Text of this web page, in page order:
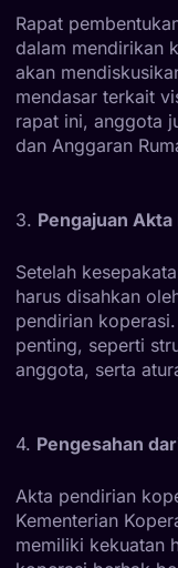
Rapat
dalam mendirikan
akan
mendasar terkait
rapat ini, anggota
dan Anggaran
3. Pengajuan Akta
Setelah
harus disahkan
pendirian
penting, seperti
anggota, serta
4. Pengesahan
Akta pendirian
Kementerian
memiliki kekuatan